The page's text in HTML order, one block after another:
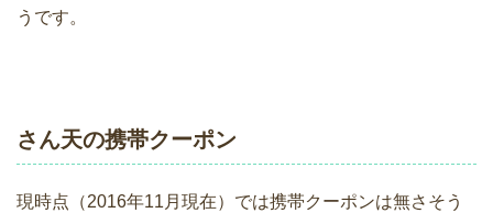
うです。
さん天の携帯クーポン
現時点（2016年11月現在）では携帯クーポンは無さそう